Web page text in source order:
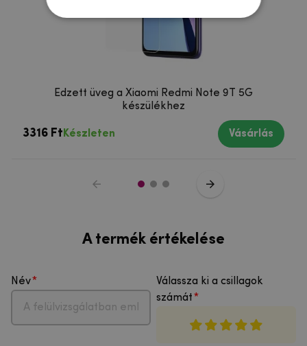
Edzett üveg a Xiaomi Redmi Note 9T 5G
készülékhez
3316 Ft Készleten Vásárlás
A termék értékelése
Név
Válassza ki a csillagok
számát